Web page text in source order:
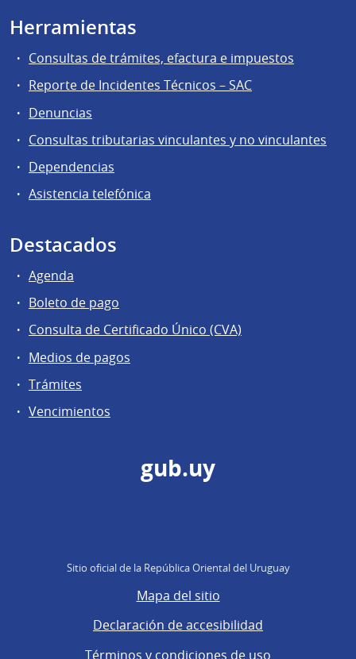
Herramientas
Consultas de trámites, efactura e impuestos
Reporte de Incidentes Técnicos – SAC
Denuncias
Consultas tributarias vinculantes y no vinculantes
Dependencias
Asistencia telefónica
Destacados
Agenda
Boleto de pago
Consulta de Certificado Único (CVA)
Medios de pagos
Trámites
Vencimientos
gub.uy
Sitio oficial de la República Oriental del Uruguay
Mapa del sitio
Declaración de accesibilidad
Términos y condiciones de uso